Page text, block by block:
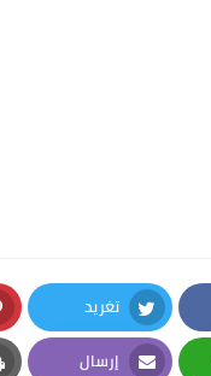
تغريد
Twitter
إرسال